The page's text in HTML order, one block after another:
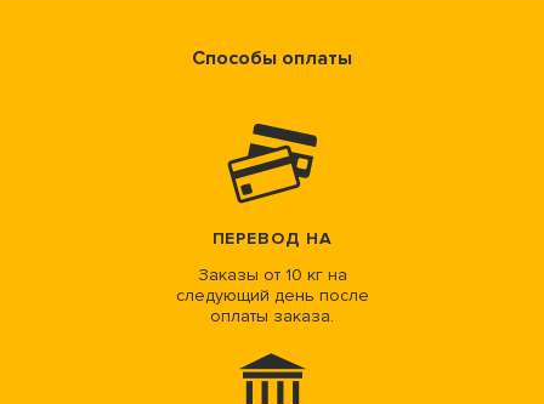
Способы оплаты
ПЕРЕВОД НА
Заказы от 10 кг на
следующий день после
оплаты заказа.